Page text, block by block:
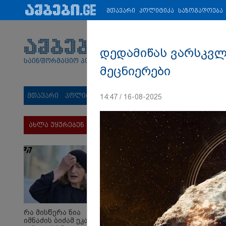
პარტნიორები: ახალი ამბები ეკონომიკა ვიდეო
საინფორმაციო პორტალი
მთავარი პოლიტიკა საზოგადოება
ახლა უყურებენ
რა მისწერა ნია
იმნაძის ბიძამ ეკა
მთავარი პოლიტიკა საზოგადოება
დედამიწას
მეცნიერები
14:47 / 16-08-2025